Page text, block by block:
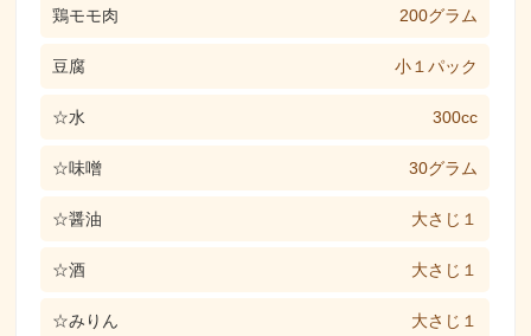
鶏モモ肉 200グラム
豆腐 小１パック
☆水 300cc
☆味噌 30グラム
☆醤油 大さじ１
☆酒 大さじ１
☆みりん 大さじ１